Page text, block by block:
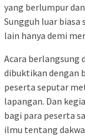
yang berlumpur
Sungguh luar biasa
lain hanya demi
Acara berlangsung
dibuktikan dengan
peserta seputar
lapangan. Dan
bagi para peserta
ilmu tentang